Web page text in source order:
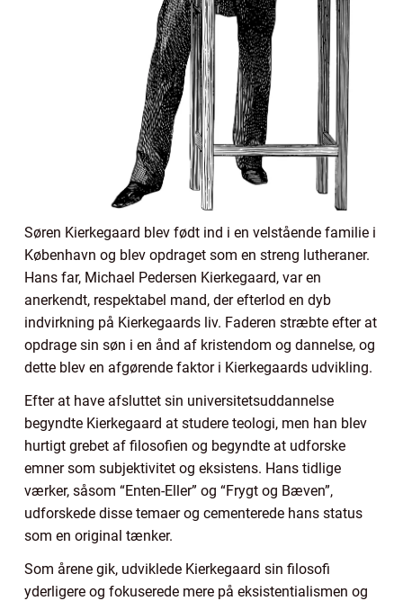
Søren Kierkegaard blev født ind i en velstående familie i
København og blev opdraget som en streng lutheraner.
Hans far, Michael Pedersen Kierkegaard, var en
anerkendt, respektabel mand, der efterlod en dyb
indvirkning på Kierkegaards liv. Faderen stræbte efter at
opdrage sin søn i en ånd af kristendom og dannelse, og
dette blev en afgørende faktor i Kierkegaards udvikling.
Efter at have afsluttet sin universitetsuddannelse
begyndte Kierkegaard at studere teologi, men han blev
hurtigt grebet af filosofien og begyndte at udforske
emner som subjektivitet og eksistens. Hans tidlige
værker, såsom “Enten-Eller” og “Frygt og Bæven”,
udforskede disse temaer og cementerede hans status
som en original tænker.
Som årene gik, udviklede Kierkegaard sin filosofi
yderligere og fokuserede mere på eksistentialismen og